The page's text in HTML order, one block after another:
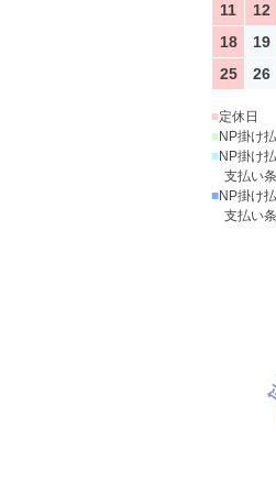
11
12
18
19
25
26
■定休日
■NP掛け
■NP掛け
支払い
■NP掛け
支払い